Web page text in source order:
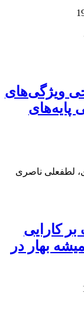
ویژگی‌های
پایه‌های
لطفعلی ناصری
کارایی
بهار در